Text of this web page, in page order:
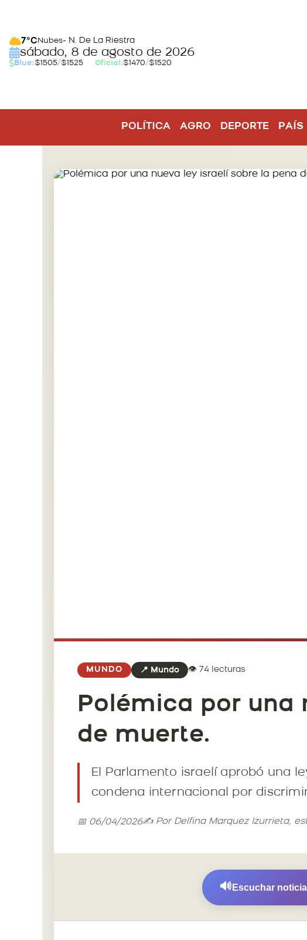
7°C Nubes- N. De La Riestra
sábado, 8 de agosto de 2026
Blue: $1505/$1525 Oficial:$1470/$1520
POLÍTICA AGRO DEPORTE PAÍS
MUNDO 📍 Mundo 👁️ 74 lecturas
Polémica por una
de muerte.
El Parlamento israelí aprobó una
condena internacional por
📅 06/04/2026✍️ Por Delfina Marquez Izurrieta,
🔊 Escuchar noticia